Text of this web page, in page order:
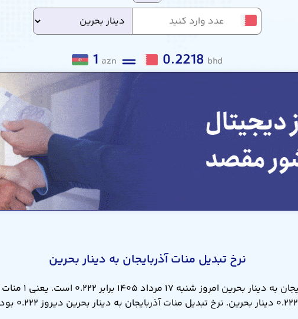
1 azn 0.2218 bhd
نرخ تبدیل منات آذربایجان به دینار بحرین
نرخ تبدیل منات
۰.۲۲۲ دینار بحرین. نرخ تبدیل منات آذربایجان به دینار بحرین دیروز ۰.۲۲۲ بود.